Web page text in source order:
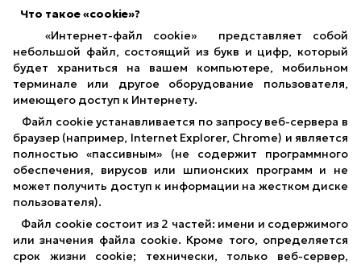
Что такое «cookie»?
«Интернет-файл cookie» представляет собой
небольшой файл, состоящий из букв и цифр, который
будет храниться на вашем компьютере, мобильном
терминале или другое оборудование пользователя,
имеющего доступ к Интернету.
Файл cookie устанавливается по запросу веб-сервера в
браузер (например, Internet Explorer, Chrome) и является
полностью «пассивным» (не содержит программного
обеспечения, вирусов или шпионских программ и не
может получить доступ к информации на жестком диске
пользователя).
Файл cookie состоит из 2 частей: имени и содержимого
или значения файла cookie. Кроме того, определяется
срок жизни cookie; технически, только веб-сервер,